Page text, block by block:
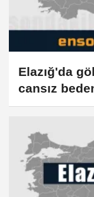
Elazığ'da
cansız